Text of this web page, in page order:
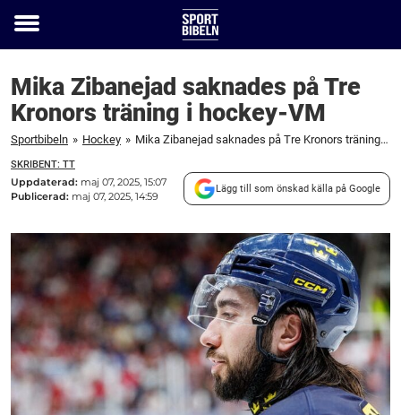
Toggle
Mika Zibanejad saknades på Tre
Kronors träning i hockey-VM
Sportbibeln » Hockey » Mika Zibanejad saknades på Tre Kronors träning i hockey-VM
SKRIBENT: TT
Uppdaterad: maj 07, 2025, 15:07
Publicerad: maj 07, 2025, 14:59
Lägg till som önskad källa på Google